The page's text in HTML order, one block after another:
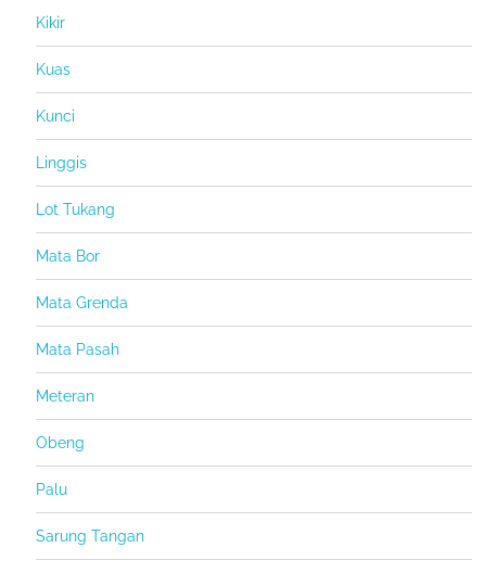
Kikir
Kuas
Kunci
Linggis
Lot Tukang
Mata Bor
Mata Grenda
Mata Pasah
Meteran
Obeng
Palu
Sarung Tangan